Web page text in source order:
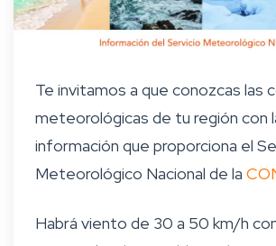
Te invitamos a que conozcas las
meteorológicas de tu región con
información que proporciona el
Meteorológico Nacional de la
Habrá viento de 30 a 50 km/h